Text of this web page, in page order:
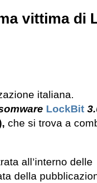
vittima di
italiana.
LockBit
che si trova a
all’interno delle
della